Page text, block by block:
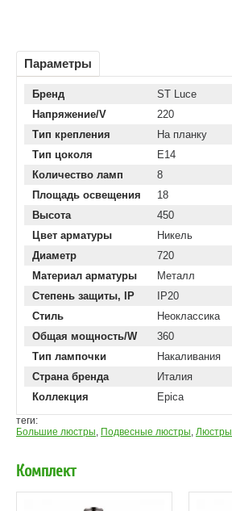
Параметры
Бренд
ST Luce
Напряжение/V
220
Тип крепления
На планку
Тип цоколя
E14
Количество ламп
8
Площадь освещения
18
Высота
450
Цвет арматуры
Никель
Диаметр
720
Материал арматуры
Металл
Степень защиты, IP
IP20
Стиль
Неоклассика
Общая мощность/W
360
Тип лампочки
Накаливания
Страна бренда
Италия
Коллекция
Epica
теги:
Большие люстры, Подвесные люстры, Люстры
Комплект